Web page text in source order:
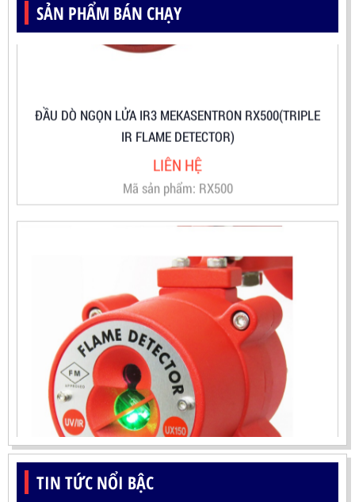
SẢN PHẨM BÁN CHẠY
ĐẦU DÒ NGỌN LỬA IR3 MEKASENTRON RX500(TRIPLE
IR FLAME DETECTOR)
Mã sản phẩm: RX500
ĐẦU BÁO LỬA UV-IR CHỐNG NỔ-UX150 KOREA
TIN TỨC NỔI BẬC